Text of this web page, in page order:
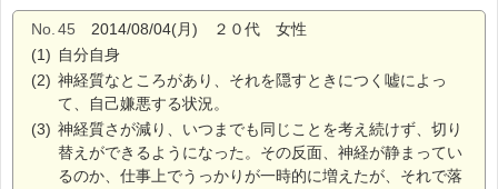
No. 45 2014/08/04(月) ２０代 女性
(1) 自分自身
(2) 神経質なところがあり、それを隠すときにつく嘘によっ
て、自己嫌悪する状況。
(3) 神経質さが減り、いつまでも同じことを考え続けず、切り
替えができるようになった。その反面、神経が静まってい
るのか、仕事上でうっかりが一時的に増えたが、それで落